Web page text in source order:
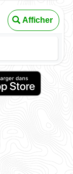
Afficher